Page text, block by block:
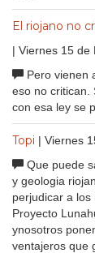
El riojano no
| Viernes 15 de
Pero vienen
eso no critican.
con esa ley se
Topi | Viernes
Que puede
y geologia
perjudicar a
Proyecto
ynosotros
ventajeros que